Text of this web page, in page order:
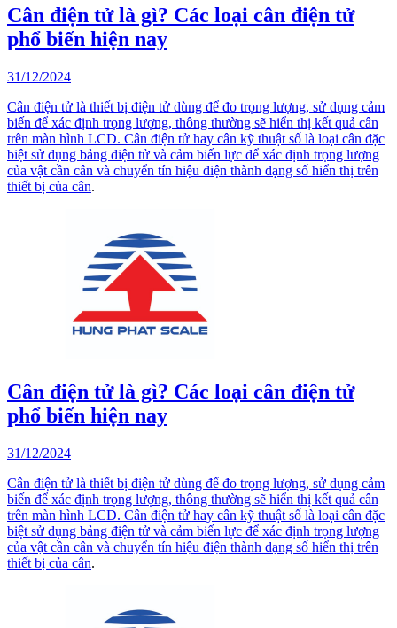
Cân điện tử là gì? Các loại cân điện tử
phổ biến hiện nay
31/12/2024
Cân điện tử là thiết bị điện tử dùng để đo trọng lượng, sử dụng cảm
biến để xác định trọng lượng, thông thường sẽ hiển thị kết quả cân
trên màn hình LCD. Cân điện tử hay cân kỹ thuật số là loại cân đặc
biệt sử dụng bảng điện tử và cảm biến lực để xác định trọng lượng
của vật cần cân và chuyển tín hiệu điện thành dạng số hiển thị trên
thiết bị của cân.
Cân điện tử là gì? Các loại cân điện tử
phổ biến hiện nay
31/12/2024
Cân điện tử là thiết bị điện tử dùng để đo trọng lượng, sử dụng cảm
biến để xác định trọng lượng, thông thường sẽ hiển thị kết quả cân
trên màn hình LCD. Cân điện tử hay cân kỹ thuật số là loại cân đặc
biệt sử dụng bảng điện tử và cảm biến lực để xác định trọng lượng
của vật cần cân và chuyển tín hiệu điện thành dạng số hiển thị trên
thiết bị của cân.